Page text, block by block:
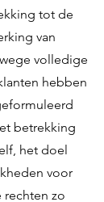
tot de
van
volledige
hebben
betrekking
het doel
voor
zo